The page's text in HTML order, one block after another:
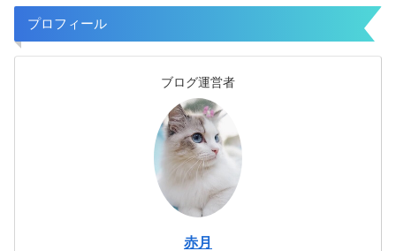
プロフィール
ブログ運営者
赤月